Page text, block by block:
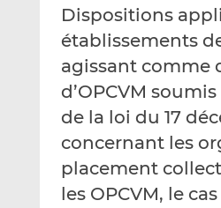
m
a
i
l
L
n
k
e
d
n
F
a
c
e
b
o
k
Dispositions
établissements
agissant comme
d’OPCVM
de la loi du 17
concernant les
placement
les OPCVM, le